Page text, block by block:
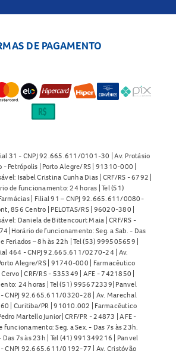
DE PAGAMENTO
31 - CNPJ 92.665.611/0101-30 | Av. Protásio
- Petrópolis | Porto Alegre/RS | 91310-000 |
Isabel Cristina Cunha Dias | CRF/RS - 6792 |
de funcionamento: 24 horas | Tel (51)
| Filial 91 – CNPJ 92.665.611/0080-
856 Centro | PELOTAS/RS | 96020-380 |
Daniela de Bittencourt Maia | CRF/RS -
|Horário de funcionamento: Seg. a Sab. - Das
Feriados – 8h às 22h | Tel (53) 999505659 |
464 - CNPJ 92.665.611/0270-24 | Av.
Alegre/RS | 91740-000 | Farmacêutico
| CRF/RS - 535349 | AFE - 7421850 |
24 horas | Tel (51) 995672339| Panvel
CNPJ 92.665.611/0320-28 | Av. Marechal
| Curitiba/PR | 91010.002 | Farmacêutico
Martello Junior| CRF/PR - 24873 | AFE -
Seg. a Sex. - Das 7s às 23h.
Das 7s às 23h | Tel (41) 991349216 | Panvel
CNPJ 92.665.611/0192-77 | Av. Cristóvão